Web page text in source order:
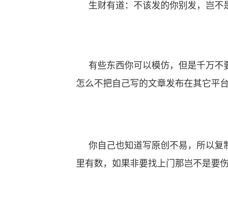
生财有道：不该发的你别发，岂不
有些东西你可以模仿，但是千万不
怎么不把自己写的文章发布在其它平台
你自己也知道写原创不易，所以复
里有数，如果非要找上门那岂不是要伤